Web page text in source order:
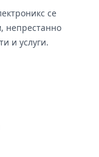
се
непрестанно
и услуги.